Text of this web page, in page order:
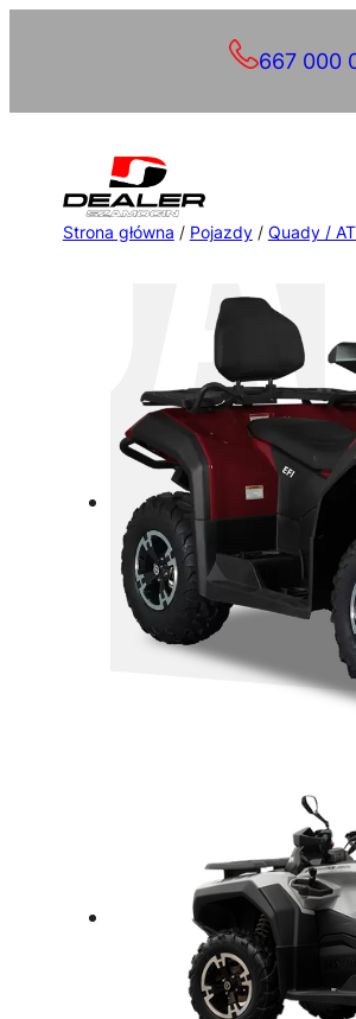
667 000
Strona główna / Pojazdy/ Quady /